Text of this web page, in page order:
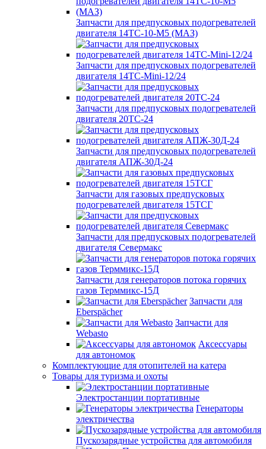
Запчасти для предпусковых подогревателей
двигателя 14ТС-10-М5 (МАЗ)
Запчасти для предпусковых подогревателей
двигателя 14ТС-Mini-12/24
Запчасти для предпусковых подогревателей
двигателя 20ТС-24
Запчасти для предпусковых подогревателей
двигателя АПЖ-30Д-24
Запчасти для газовых предпусковых
подогревателей двигателя 15ТСГ
Запчасти для предпусковых подогревателей
двигателя Севермакс
Запчасти для генераторов потока горячих
газов Терммикс-15Д
Запчасти для
Eberspächer
Запчасти для
Webasto
Аксессуары
для автономок
Комплектующие для отопителей на катера
Товары для туризма и охоты
Электростанции портативные
Генераторы
электричества
Пускозарядные устройства для автомобиля